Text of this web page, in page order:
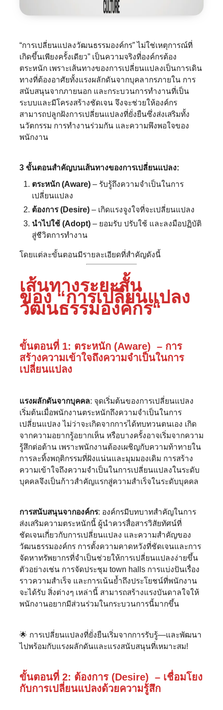
“การเปลี่ยนแปลงวัฒนธรรมองค์กร” ไม่ใช่เหตุการณ์ที่
เกิดขึ้นเพียงครั้งเดียว” เป็นความจริงที่องค์กรต้อง
ตระหนัก เพราะเส้นทางของการเปลี่ยนแปลงเป็นการเดิน
ทางที่ต้องอาศัยทั้งแรงผลักดันจากบุคลากรภายใน การ
สนับสนุนจากภายนอก และกระบวนการทำงานที่เป็น
ระบบและมีโครงสร้างชัดเจน จึงจะช่วยให้องค์กร
สามารถปลูกฝังการเปลี่ยนแปลงที่ยั่งยืนซึ่งส่งเสริมทั้ง
นวัตกรรม การทำงานร่วมกัน และความพึงพอใจของ
พนักงาน
3 ขั้นตอนสำคัญบนเส้นทางของการเปลี่ยนแปลง:
ตระหนัก (Aware) – รับรู้ถึงความจำเป็นในการ
เปลี่ยนแปลง
ต้องการ (Desire) – เกิดแรงจูงใจที่จะเปลี่ยนแปลง
นำไปใช้ (Adopt) – ยอมรับ ปรับใช้ และลงมือปฏิบัติ
สู่ชีวิตการทำงาน
โดยแต่ละขั้นตอนมีรายละเอียดที่สำคัญดังนี้
เส้นทางระยะสั้น
ของ “การเปลี่ยนแปลง
วัฒนธรรมองค์กร“
ขั้นตอนที่ 1: ตระหนัก (Aware) – การ
สร้างความเข้าใจถึงความจำเป็นในการ
เปลี่ยนแปลง
แรงผลักดันจากบุคคล: จุดเริ่มต้นของการเปลี่ยนแปลง
เริ่มต้นเมื่อพนักงานตระหนักถึงความจำเป็นในการ
เปลี่ยนแปลง ไม่ว่าจะเกิดจากการได้ทบทวนตนเอง เกิด
จากความอยากรู้อยากเห็น หรือบางครั้งอาจเริ่มจากความ
รู้สึกต่อต้าน เพราะพนักงานต้องเผชิญกับความท้าทายใน
การละทิ้งพฤติกรรมที่ฝังแน่นและมุมมองเดิม การสร้าง
ความเข้าใจถึงความจำเป็นในการเปลี่ยนแปลงในระดับ
บุคคลจึงเป็นก้าวสำคัญแรกสู่ความสำเร็จในระดับบุคคล
การสนับสนุนจากองค์กร: องค์กรมีบทบาทสำคัญในการ
ส่งเสริมความตระหนักนี้ ผู้นำควรสื่อสารวิสัยทัศน์ที่
ชัดเจนเกี่ยวกับการเปลี่ยนแปลง และความสำคัญของ
วัฒนธรรมองค์กร การตั้งความคาดหวังที่ชัดเจนและการ
จัดหาทรัพยากรที่จำเป็นช่วยให้การเปลี่ยนแปลงง่ายขึ้น
ตัวอย่างเช่น การจัดประชุม town halls การแบ่งปันเรื่อง
ราวความสำเร็จ และการเน้นย้ำถึงประโยชน์ที่พนักงาน
จะได้รับ สิ่งต่างๆ เหล่านี้ สามารถสร้างแรงบันดาลใจให้
พนักงานอยากมีส่วนร่วมในกระบวนการนี้มากขึ้น
🌟 การเปลี่ยนแปลงที่ยั่งยืนเริ่มจากการรับรู้—และพัฒนา
ไปพร้อมกับแรงผลักดันและแรงสนับสนุนที่เหมาะสม!
ขั้นตอนที่ 2: ต้องการ (Desire) – เชื่อมโยง
กับการเปลี่ยนแปลงด้วยความรู้สึก